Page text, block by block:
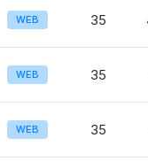
WEB 35
WEB 35
WEB 35